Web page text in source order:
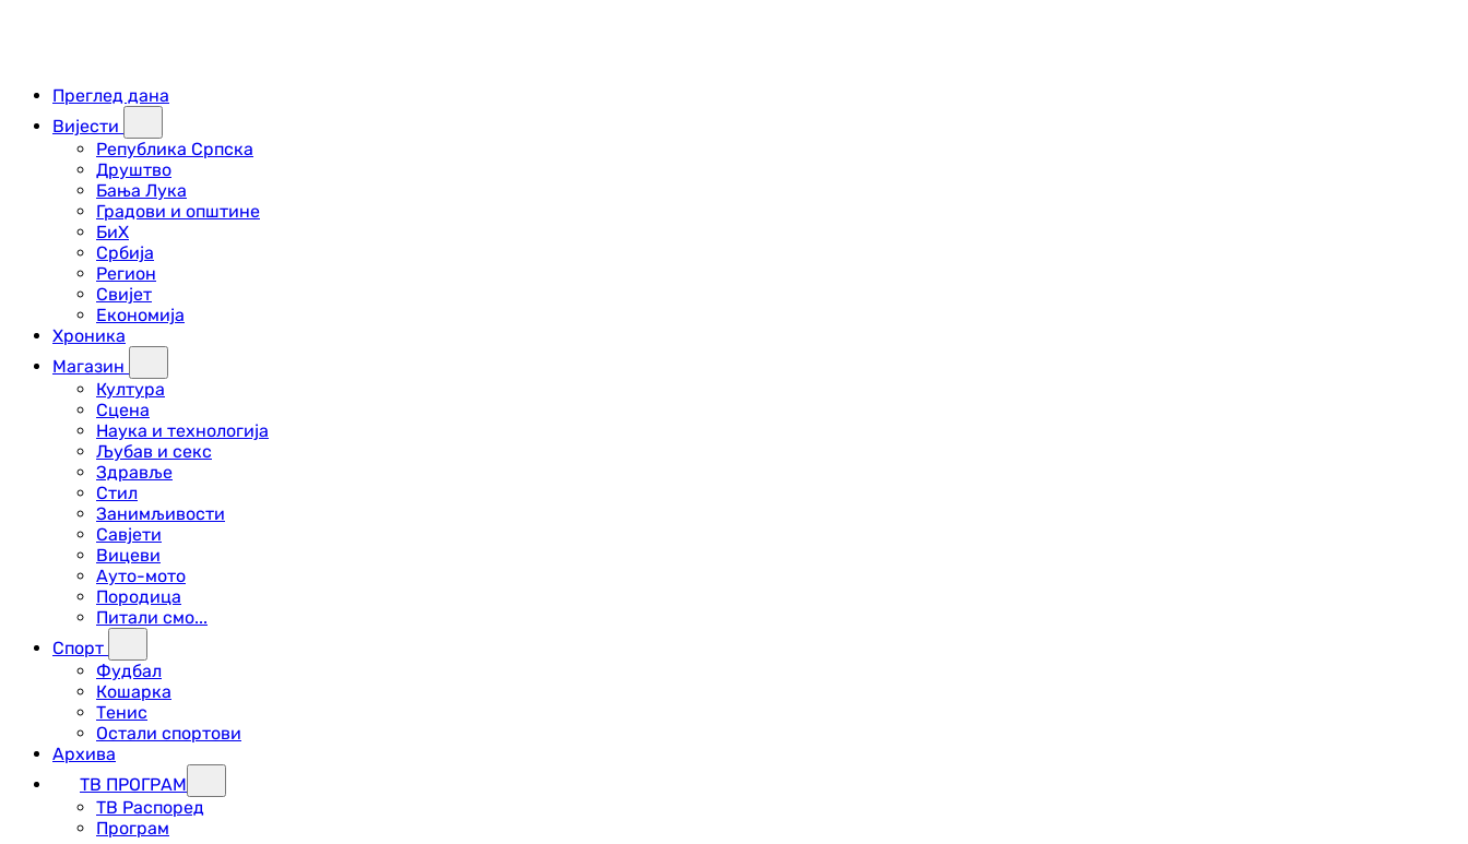
Преглед дана
Вијести
Република Српска
Друштво
Бања Лука
Градови и општине
БиХ
Србија
Регион
Свијет
Економија
Хроника
Магазин
Култура
Сцена
Наука и технологија
Љубав и секс
Здравље
Стил
Занимљивости
Савјети
Вицеви
Ауто-мото
Породица
Питали смо...
Спорт
Фудбал
Кошарка
Тенис
Остали спортови
Архива
ТВ ПРОГРАМ
ТВ Распоред
Програм